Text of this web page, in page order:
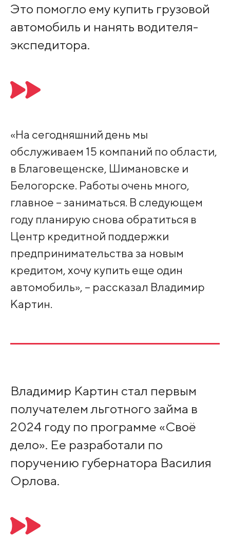
Это помогло ему купить грузовой
автомобиль и нанять водителя-
экспедитора.
«На сегодняшний день мы
обслуживаем 15 компаний по области,
в Благовещенске, Шимановске и
Белогорске. Работы очень много,
главное – заниматься. В следующем
году планирую снова обратиться в
Центр кредитной поддержки
предпринимательства за новым
кредитом, хочу купить еще один
автомобиль», – рассказал Владимир
Картин.
Владимир Картин стал первым
получателем льготного займа в
2024 году по программе «Своё
дело». Ее разработали по
поручению губернатора Василия
Орлова.